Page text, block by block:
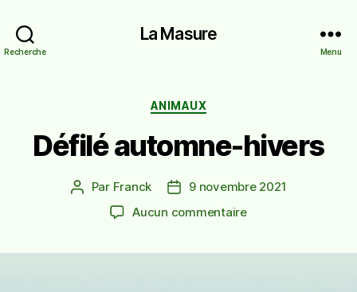
Recherche
La Masure
Menu
Catégories
ANIMAUX
Défilé automne-hivers
Auteur
l’article
Par Franck
Date9 novembre 2021
Aucun commentairesur